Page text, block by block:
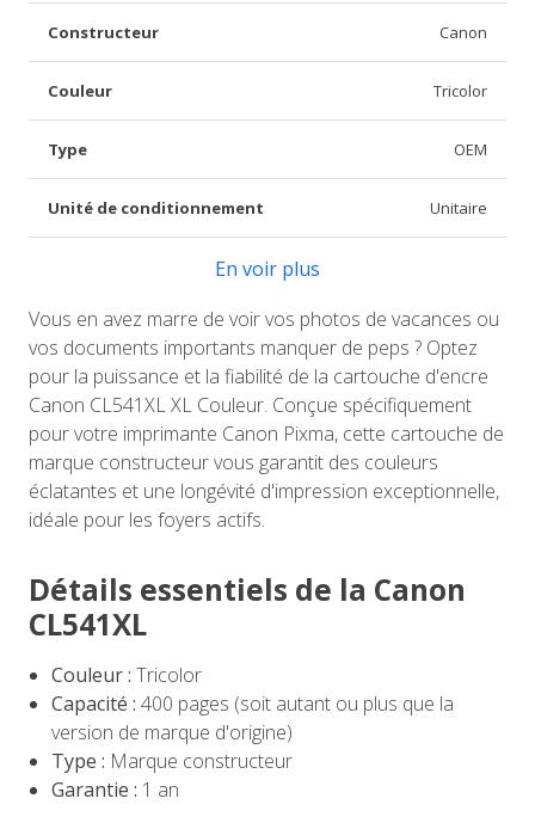
Constructeur Canon
Couleur Tricolor
Type OEM
Unité de conditionnement Unitaire
En voir plus
Vous en avez marre de voir vos photos de vacances ou
vos documents importants manquer de peps ? Optez
pour la puissance et la fiabilité de la cartouche d'encre
Canon CL541XL XL Couleur. Conçue spécifiquement
pour votre imprimante Canon Pixma, cette cartouche de
marque constructeur vous garantit des couleurs
éclatantes et une longévité d'impression exceptionnelle,
idéale pour les foyers actifs.
Détails essentiels de la Canon
CL541XL
Couleur : Tricolor
Capacité : 400 pages (soit autant ou plus que la
version de marque d'origine)
Type : Marque constructeur
Garantie : 1 an